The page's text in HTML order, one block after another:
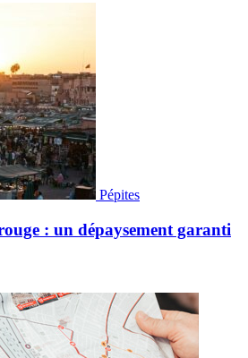
Pépites
: un dépaysement garanti